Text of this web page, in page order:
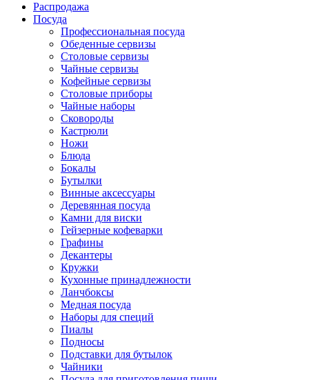
Распродажа
Посуда
Профессиональная посуда
Обеденные сервизы
Столовые сервизы
Чайные сервизы
Кофейные сервизы
Столовые приборы
Чайные наборы
Сковороды
Кастрюли
Ножи
Блюда
Бокалы
Бутылки
Винные аксессуары
Деревянная посуда
Камни для виски
Гейзерные кофеварки
Графины
Декантеры
Кружки
Кухонные принадлежности
Ланчбоксы
Медная посуда
Наборы для специй
Пиалы
Подносы
Подставки для бутылок
Чайники